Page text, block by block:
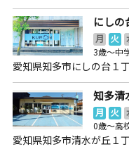
にしの
月 火
3歳～中
愛知県知多市にしの台１
知多清
月 火
0歳～高
愛知県知多市清水が丘１